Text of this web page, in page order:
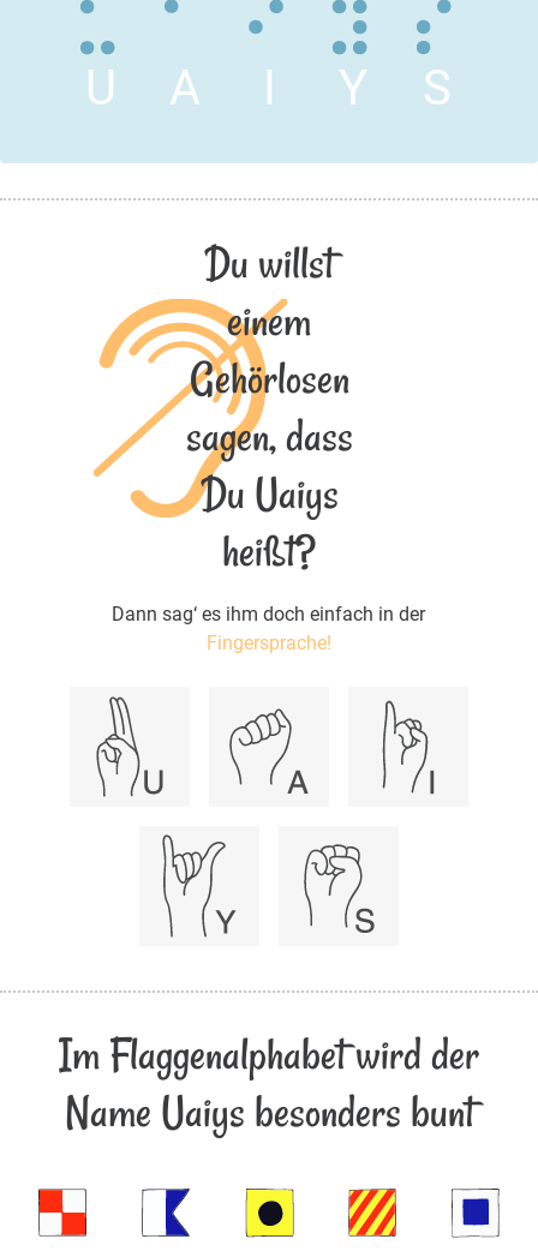
U A I Y S
Du willst
einem
Gehörlosen
sagen, dass
Du Uaiys
heißt?
Dann sag‘ es ihm doch einfach in der
Fingersprache!
Im Flaggenalphabet wird der
Name Uaiys besonders bunt